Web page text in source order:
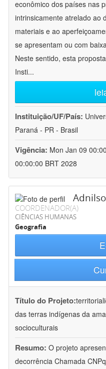
econômico dos países nas
intrinsicamente atrelado ao
materiais e ao
se apresentam ou com
Neste sentido, esta
Insti...
Instituição/UF/País:
Paraná - PR - Brasil
Vigência: Mon Jan 09
00:00:00 BRT 2028
COORDENADOR(A)
CIÊNCIAS HUMANAS
Geografia
Título do Projeto:
das terras indígenas da
socioculturais
Resumo: O projeto
decorrência Chamada